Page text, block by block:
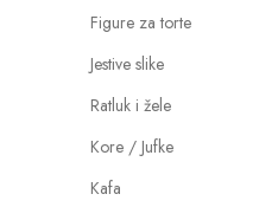
Figure za torte
Jestive slike
Ratluk i žele
Kore / Jufke
Kafa